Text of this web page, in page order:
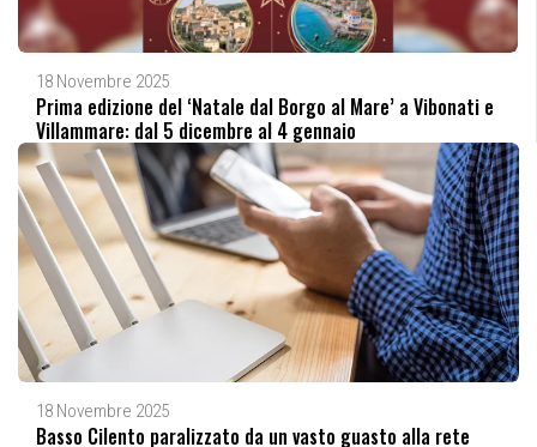
18 Novembre 2025
Prima edizione del ‘Natale dal Borgo al Mare’ a Vibonati e
Villammare: dal 5 dicembre al 4 gennaio
18 Novembre 2025
Basso Cilento paralizzato da un vasto guasto alla rete